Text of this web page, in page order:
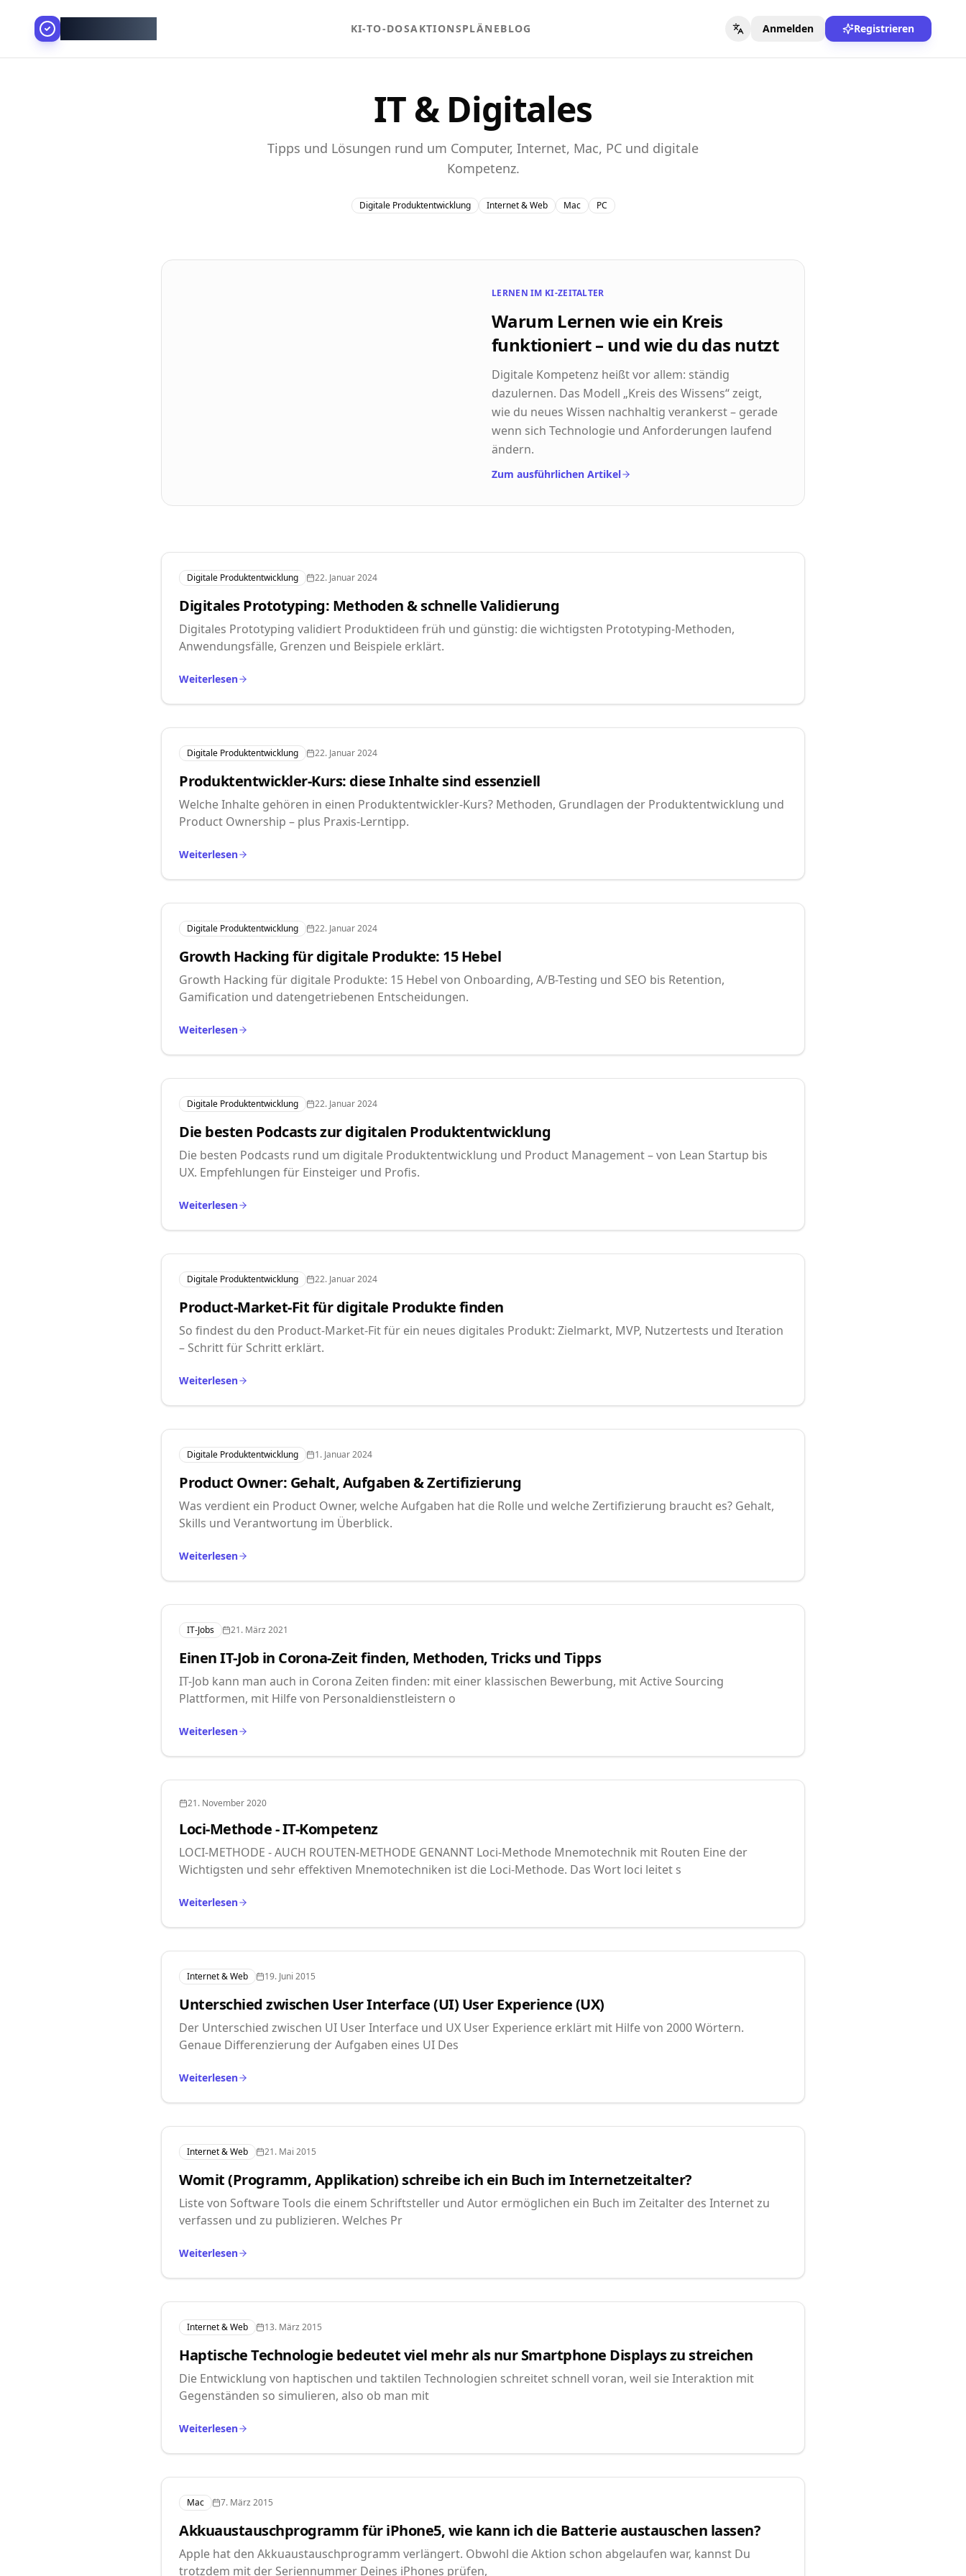
KI-TO-DOSAKTIONSPLÄNEBLOG Anmelden Registrieren
IT & Digitales
Tipps und Lösungen rund um Computer, Internet, Mac, PC und digitale
Kompetenz.
Digitale Produktentwicklung Internet & Web Mac PC
LERNEN IM KI-ZEITALTER
Warum Lernen wie ein Kreis
funktioniert – und wie du das nutzt
Digitale Kompetenz heißt vor allem: ständig
dazulernen. Das Modell „Kreis des Wissens“ zeigt,
wie du neues Wissen nachhaltig verankerst – gerade
wenn sich Technologie und Anforderungen laufend
ändern.
Zum ausführlichen Artikel
Digitale Produktentwicklung 22. Januar 2024
Digitales Prototyping: Methoden & schnelle Validierung
Digitales Prototyping validiert Produktideen früh und günstig: die wichtigsten Prototyping-Methoden,
Anwendungsfälle, Grenzen und Beispiele erklärt.
Weiterlesen
Digitale Produktentwicklung 22. Januar 2024
Produktentwickler-Kurs: diese Inhalte sind essenziell
Welche Inhalte gehören in einen Produktentwickler-Kurs? Methoden, Grundlagen der Produktentwicklung und
Product Ownership – plus Praxis-Lerntipp.
Weiterlesen
Digitale Produktentwicklung 22. Januar 2024
Growth Hacking für digitale Produkte: 15 Hebel
Growth Hacking für digitale Produkte: 15 Hebel von Onboarding, A/B-Testing und SEO bis Retention,
Gamification und datengetriebenen Entscheidungen.
Weiterlesen
Digitale Produktentwicklung 22. Januar 2024
Die besten Podcasts zur digitalen Produktentwicklung
Die besten Podcasts rund um digitale Produktentwicklung und Product Management – von Lean Startup bis
UX. Empfehlungen für Einsteiger und Profis.
Weiterlesen
Digitale Produktentwicklung 22. Januar 2024
Product-Market-Fit für digitale Produkte finden
So findest du den Product-Market-Fit für ein neues digitales Produkt: Zielmarkt, MVP, Nutzertests und Iteration
– Schritt für Schritt erklärt.
Weiterlesen
Digitale Produktentwicklung 1. Januar 2024
Product Owner: Gehalt, Aufgaben & Zertifizierung
Was verdient ein Product Owner, welche Aufgaben hat die Rolle und welche Zertifizierung braucht es? Gehalt,
Skills und Verantwortung im Überblick.
Weiterlesen
IT-Jobs 21. März 2021
Einen IT-Job in Corona-Zeit finden, Methoden, Tricks und Tipps
IT-Job kann man auch in Corona Zeiten finden: mit einer klassischen Bewerbung, mit Active Sourcing
Plattformen, mit Hilfe von Personaldienstleistern o
Weiterlesen
21. November 2020
Loci-Methode - IT-Kompetenz
LOCI-METHODE - AUCH ROUTEN-METHODE GENANNT Loci-Methode Mnemotechnik mit Routen Eine der
Wichtigsten und sehr effektiven Mnemotechniken ist die Loci-Methode. Das Wort loci leitet s
Weiterlesen
Internet & Web 19. Juni 2015
Unterschied zwischen User Interface (UI) User Experience (UX)
Der Unterschied zwischen UI User Interface und UX User Experience erklärt mit Hilfe von 2000 Wörtern.
Genaue Differenzierung der Aufgaben eines UI Des
Weiterlesen
Internet & Web 21. Mai 2015
Womit (Programm, Applikation) schreibe ich ein Buch im Internetzeitalter?
Liste von Software Tools die einem Schriftsteller und Autor ermöglichen ein Buch im Zeitalter des Internet zu
verfassen und zu publizieren. Welches Pr
Weiterlesen
Internet & Web 13. März 2015
Haptische Technologie bedeutet viel mehr als nur Smartphone Displays zu streichen
Die Entwicklung von haptischen und taktilen Technologien schreitet schnell voran, weil sie Interaktion mit
Gegenständen so simulieren, also ob man mit
Weiterlesen
Mac 7. März 2015
Akkuaustauschprogramm für iPhone5, wie kann ich die Batterie austauschen lassen?
Apple hat den Akkuaustauschprogramm verlängert. Obwohl die Aktion schon abgelaufen war, kannst Du
trotzdem mit der Seriennummer Deines iPhones prüfen,